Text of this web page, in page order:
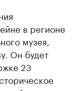
в регионе
музея,
Он будет
23